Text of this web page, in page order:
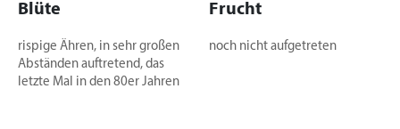
Blüte
rispige Ähren, in sehr großen
Abständen auftretend, das
letzte Mal in den 80er Jahren
Frucht
noch nicht aufgetreten